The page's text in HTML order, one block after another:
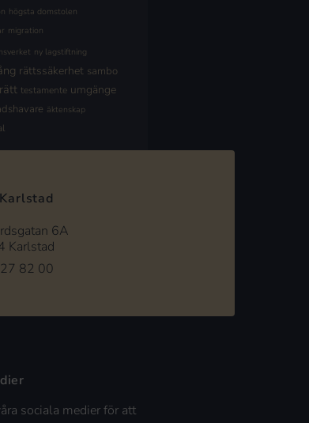
högsta domstolen
migration
ny lagstiftning
rättssäkerhet sambo
testamente umgänge
äktenskap
6A
Karlstad
82 00
sociala medier för att